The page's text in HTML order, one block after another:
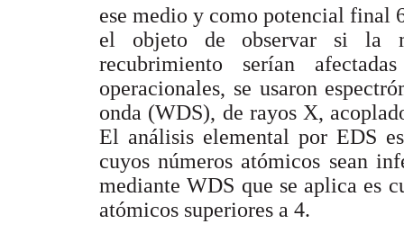
ese medio y como potencial final
el objeto de observar si la
recubrimiento serían
operacionales, se usaron
onda (WDS), de rayos X,
El análisis elemental por EDS
cuyos números atómicos sean
mediante WDS que se aplica es
atómicos superiores a 4.